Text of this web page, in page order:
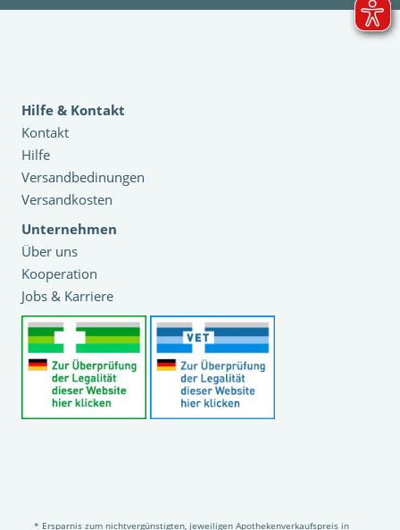
Hilfe & Kontakt
Kontakt
Hilfe
Versandbedinungen
Versandkosten
Unternehmen
Über uns
Kooperation
Jobs & Karriere
* Ersparnis zum nichtvergünstigten, jeweiligen Apothekenverkaufspreis in